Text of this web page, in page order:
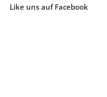
Like uns auf Facebook